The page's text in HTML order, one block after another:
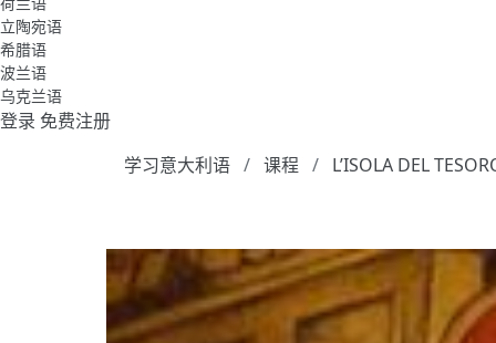
立陶宛语
希腊语
波兰语
乌克兰语
登录 免费注册
学习意大利语
课程 L’ISOLA DEL